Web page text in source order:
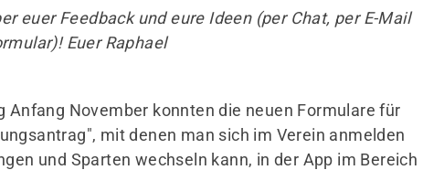
euer Feedback und eure Ideen (per Chat, per E-Mail
Euer Raphael
Anfang November konnten die neuen Formulare für
mit denen man sich im Verein anmelden
und Sparten wechseln kann, in der App im Bereich
Termine